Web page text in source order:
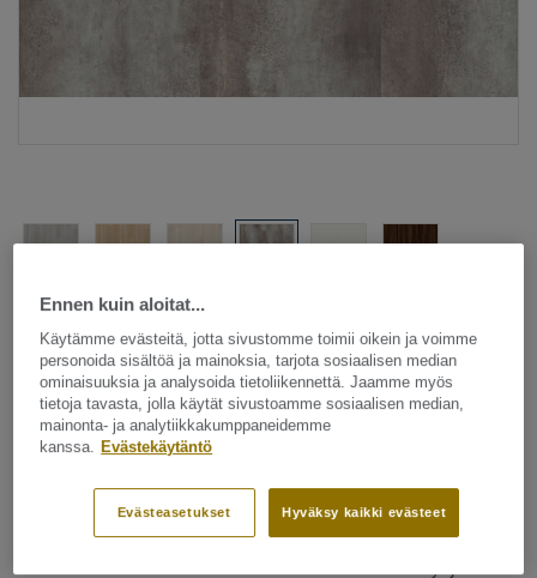
Transportation
iD Inspiration Marine -
Manhattan SUNSET
iD Inspiration Marine on IMO*-sertifioitu LVT-lattia, joka on
suunniteltu erityisesti laivoihin ja muihin meriliikenteen
Ennen kuin aloitat...
Käytämme evästeitä, jotta sivustomme toimii oikein ja voimme
personoida sisältöä ja mainoksia, tarjota sosiaalisen median
ominaisuuksia ja analysoida tietoliikennettä. Jaamme myös
tietoja tavasta, jolla käytät sivustoamme sosiaalisen median,
mainonta- ja analytiikkakumppaneidemme
kanssa.
Evästekäytäntö
Hyväksy kaikki evästeet
Evästeasetukset